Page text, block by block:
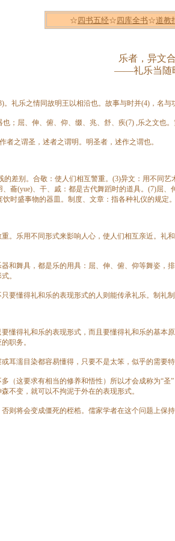
☆ 四书五经☆ 四库全书☆道教
乐者，异文
——礼乐当随
乐之情同故明王以相沿也。故事与时并(4)，名与
屈、伸、俯、仰、缀、兆、舒、疾(7) ,乐之文也
之谓圣，述者之谓明。明圣者，述作之谓也。
差别。合敬：使人们相互警重。(3)异文：用不同
蘥(yue)、干、戚：都是古代舞蹈时的道具。(7)屈
时盛事物的器皿。制度、文章：指各种礼仪的规定
乐用不同形式来影响人心，使人们相互亲近。礼
舞具，都是乐的用具：屈、伸、俯、仰等舞姿，
。
懂得礼和乐的表现形式的人则能传承礼乐。制礼制
得礼和乐的表现形式，而且要懂得礼和乐的基
职务。
濡目染都容易懂得，只要不是太笨，似乎的需要
这要求有相当的修养和悟性）所以才会成称为“圣
不变，就可以不拘泥于外在的表现形式。
将会变成僵死的桎梏。儒家学者在这个问题上保持